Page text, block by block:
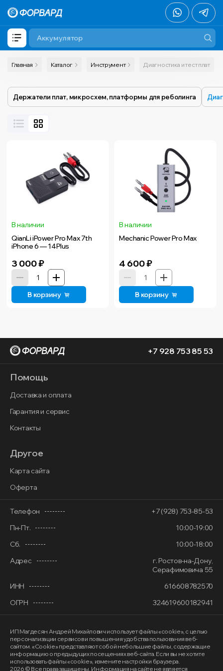
Главная Каталог Инструмент Диагностика и тест плат
Держатели плат, микросхем, платформы для реболинга
В наличии
QianLi iPower Pro Max 7th
iPhone 6 — 14Plus
3 000₽
В корзину
В наличии
Mechanic Power Pro Max
4 600₽
В корзину
+7 928 753 85 53
Помощь
Доставка и оплата
Гарантия и сервис
Контакты
Другое
Карта сайта
Оферта
Телефон
+7 (928) 753-85-53
Пн-Пт.
10:00-19:00
Сб.
10:00-18:00
Адрес
г. Ростов-на-Дону,
Серафимовича 55
ИНН
616608782570
ОГРН
324619600182941
ИП Магдесян Андрей Михайлович использует файлы «cookie», с целью
персонализации сервисов и повышения удобства пользования веб-
сайтом. «Cookie» представляют собой небольшие файлы, содержащие
информацию о предыдущих посещениях веб-сайта. Если вы не хотите
использовать файлы «cookie», измените настройки браузера.
2026 © Все права защищены. Информация на сайте не является